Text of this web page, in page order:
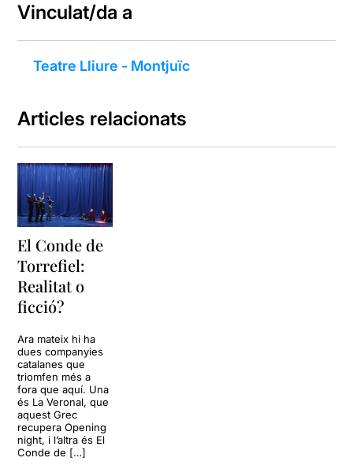
Vinculat/da a
Teatre Lliure - Montjuïc
Articles relacionats
El Conde de
Torrefiel:
Realitat o
ficció?
Ara mateix hi ha
dues companyies
catalanes que
triomfen més a
fora que aquí. Una
és La Veronal, que
aquest Grec
recupera Opening
night, i l’altra és El
Conde de […]